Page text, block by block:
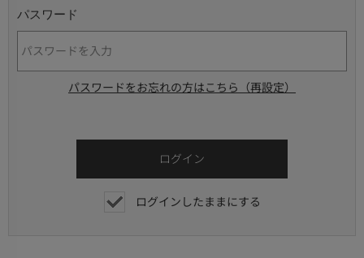
パスワード
パスワードをお忘れの方はこちら（再設定）
ログインしたままにする